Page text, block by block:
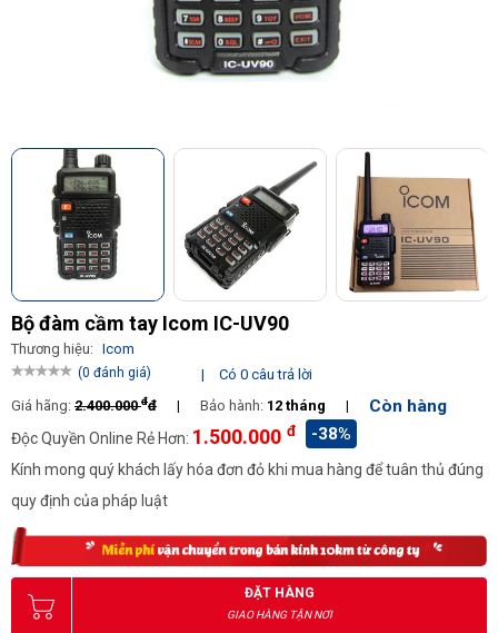
Bộ đàm cầm tay Icom IC-UV90
Thương hiệu: Icom
(0 đánh giá) |
Có 0 câu trả lời
Giá hãng: 2.400.000đđ | Bảo hành: 12 tháng | Còn hàng
Độc Quyền Online Rẻ Hơn: 1.500.000 đ -38%
Kính mong quý khách lấy hóa đơn đỏ khi mua hàng để tuân thủ đúng
quy định của pháp luật
ĐẶT HÀNG
GIAO HÀNG TẬN NƠI